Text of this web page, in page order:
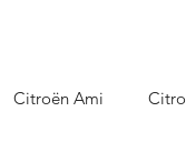
Citroën Ami